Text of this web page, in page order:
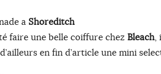
a Shoreditch
faire une belle coiffure chez Bleach,
en fin d’article une mini